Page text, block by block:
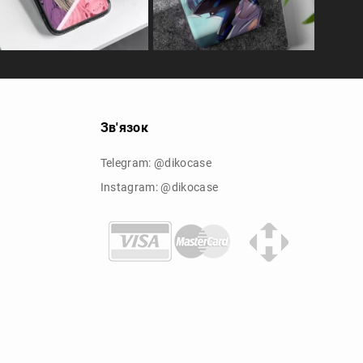
Зв'язок
Telegram: @dikocase
Instagram: @dikocase